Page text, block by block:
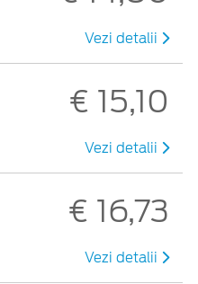
Vezi detalii
€ 15,10
Vezi detalii
€ 16,73
Vezi detalii